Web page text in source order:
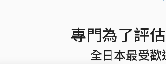
專門為了評
全日本最受歡